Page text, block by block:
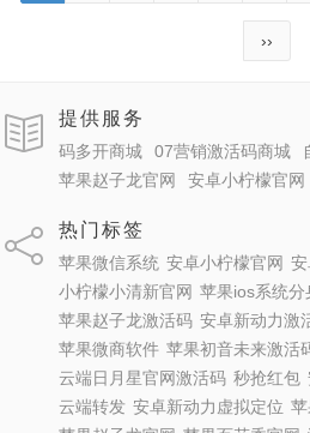
››
提供服务
码多开商城 07营销激活码商城
苹果赵子龙官网
安卓小柠檬官网
热门标签
苹果微信系统 安卓小柠檬官网
小柠檬小清新官网 苹果ios系统分
苹果赵子龙激活码 安卓新动力激
苹果微商软件 苹果初音未来激活
云端日月星官网激活码 秒抢红包
云端转发 安卓新动力虚拟定位